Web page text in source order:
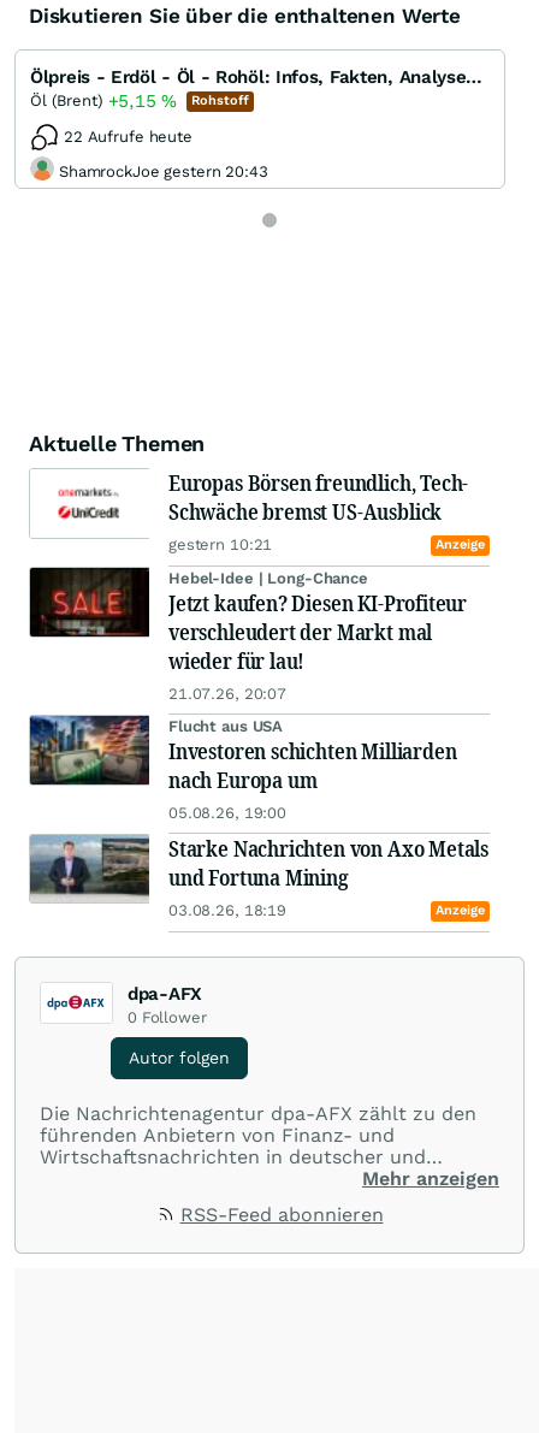
Diskutieren Sie über die enthaltenen Werte
Ölpreis - Erdöl - Öl - Rohöl: Infos, Fakten, Analysen, Charts und Ausblick
Öl (Brent) +5,15 % Rohstoff
22 Aufrufe heute
ShamrockJoe gestern 20:43
Aktuelle Themen
Europas Börsen freundlich, Tech-
Schwäche bremst US-Ausblick
gestern 10:21 Anzeige
Hebel-Idee | Long-Chance
Jetzt kaufen? Diesen KI-Profiteur
verschleudert der Markt mal
wieder für lau!
21.07.26, 20:07
Flucht aus USA
Investoren schichten Milliarden
nach Europa um
05.08.26, 19:00
Starke Nachrichten von Axo Metals
und Fortuna Mining
03.08.26, 18:19 Anzeige
dpa-AFX
0 Follower
Autor folgen
Die Nachrichtenagentur dpa-AFX zählt zu den
führenden Anbietern von Finanz- und
Wirtschaftsnachrichten in deutscher und
englischer Sprache. Gestützt auf ein
dpa-AFX unabhängig, zuverlässig und schnell
Mehr anzeigen
RSS-Feed abonnieren